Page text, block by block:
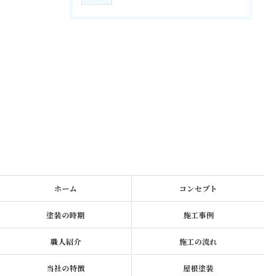
ホーム コンセプト
塗装の時期 施工事例
職人紹介 施工の流れ
当社の特徴 屋根塗装